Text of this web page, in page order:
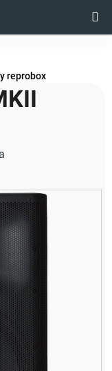
KOŠÍK
reprobox